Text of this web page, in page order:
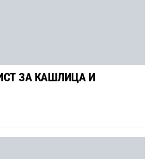
ЗА КАШЛИЦА И